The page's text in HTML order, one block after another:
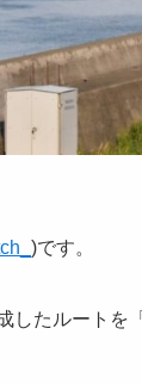
)です。
したルートを「